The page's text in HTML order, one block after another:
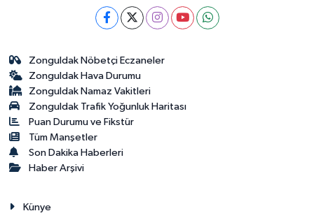
Zonguldak Nöbetçi Eczaneler
Zonguldak Hava Durumu
Zonguldak Namaz Vakitleri
Zonguldak Trafik Yoğunluk Haritası
Puan Durumu ve Fikstür
Tüm Manşetler
Son Dakika Haberleri
Haber Arşivi
Künye